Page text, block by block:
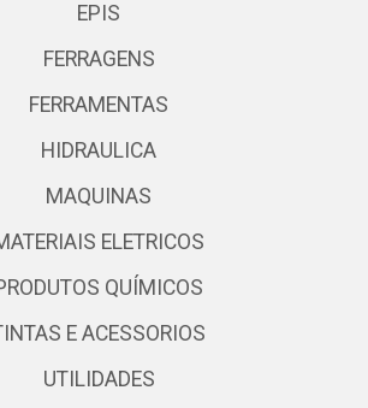
EPIS
FERRAGENS
FERRAMENTAS
HIDRAULICA
MAQUINAS
ELETRICOS
QUÍMICOS
E ACESSORIOS
UTILIDADES